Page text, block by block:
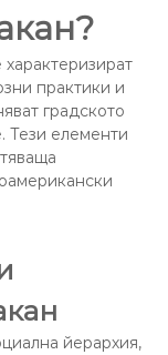
практики и
градското
Тези елементи
йерархия,